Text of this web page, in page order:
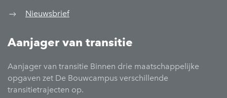
Nieuwsbrief
Aanjager van transitie
Aanjager van transitie Binnen drie maatschappelijke
opgaven zet De Bouwcampus verschillende
transitietrajecten op.